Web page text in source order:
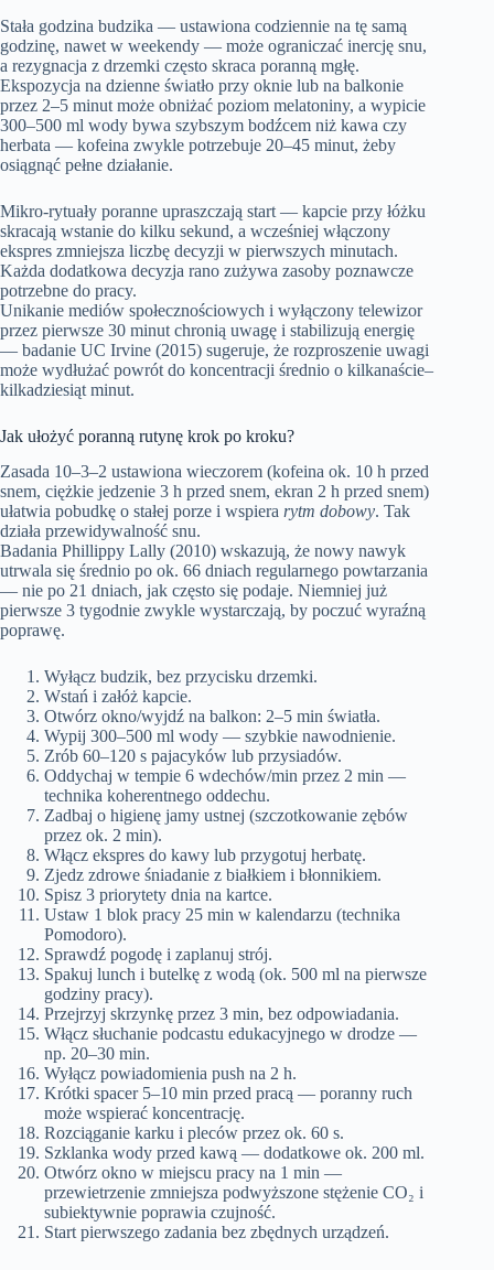
Stała godzina budzika — ustawiona codziennie na tę samą
godzinę, nawet w weekendy — może ograniczać inercję snu,
a rezygnacja z drzemki często skraca poranną mgłę.
Ekspozycja na dzienne światło przy oknie lub na balkonie
przez 2–5 minut może obniżać poziom melatoniny, a wypicie
300–500 ml wody bywa szybszym bodźcem niż kawa czy
herbata — kofeina zwykle potrzebuje 20–45 minut, żeby
osiągnąć pełne działanie.
Mikro-rytuały poranne upraszczają start — kapcie przy łóżku
skracają wstanie do kilku sekund, a wcześniej włączony
ekspres zmniejsza liczbę decyzji w pierwszych minutach.
Każda dodatkowa decyzja rano zużywa zasoby poznawcze
potrzebne do pracy.
Unikanie mediów społecznościowych i wyłączony telewizor
przez pierwsze 30 minut chronią uwagę i stabilizują energię
— badanie UC Irvine (2015) sugeruje, że rozproszenie uwagi
może wydłużać powrót do koncentracji średnio o kilkanaście–
kilkadziesiąt minut.
Jak ułożyć poranną rutynę krok po kroku?
Zasada 10–3–2 ustawiona wieczorem (kofeina ok. 10 h przed
snem, ciężkie jedzenie 3 h przed snem, ekran 2 h przed snem)
ułatwia pobudkę o stałej porze i wspiera rytm dobowy. Tak
działa przewidywalność snu.
Badania Phillippy Lally (2010) wskazują, że nowy nawyk
utrwala się średnio po ok. 66 dniach regularnego powtarzania
— nie po 21 dniach, jak często się podaje. Niemniej już
pierwsze 3 tygodnie zwykle wystarczają, by poczuć wyraźną
poprawę.
Wyłącz budzik, bez przycisku drzemki.
Wstań i załóż kapcie.
Otwórz okno/wyjdź na balkon: 2–5 min światła.
Wypij 300–500 ml wody — szybkie nawodnienie.
Zrób 60–120 s pajacyków lub przysiadów.
Oddychaj w tempie 6 wdechów/min przez 2 min —
technika koherentnego oddechu.
Zadbaj o higienę jamy ustnej (szczotkowanie zębów
przez ok. 2 min).
Włącz ekspres do kawy lub przygotuj herbatę.
Zjedz zdrowe śniadanie z białkiem i błonnikiem.
Spisz 3 priorytety dnia na kartce.
Ustaw 1 blok pracy 25 min w kalendarzu (technika
Pomodoro).
Sprawdź pogodę i zaplanuj strój.
Spakuj lunch i butelkę z wodą (ok. 500 ml na pierwsze
godziny pracy).
Przejrzyj skrzynkę przez 3 min, bez odpowiadania.
Włącz słuchanie podcastu edukacyjnego w drodze —
np. 20–30 min.
Wyłącz powiadomienia push na 2 h.
Krótki spacer 5–10 min przed pracą — poranny ruch
może wspierać koncentrację.
Rozciąganie karku i pleców przez ok. 60 s.
Szklanka wody przed kawą — dodatkowe ok. 200 ml.
Otwórz okno w miejscu pracy na 1 min —
przewietrzenie zmniejsza podwyższone stężenie CO₂ i
subiektywnie poprawia czujność.
Start pierwszego zadania bez zbędnych urządzeń.